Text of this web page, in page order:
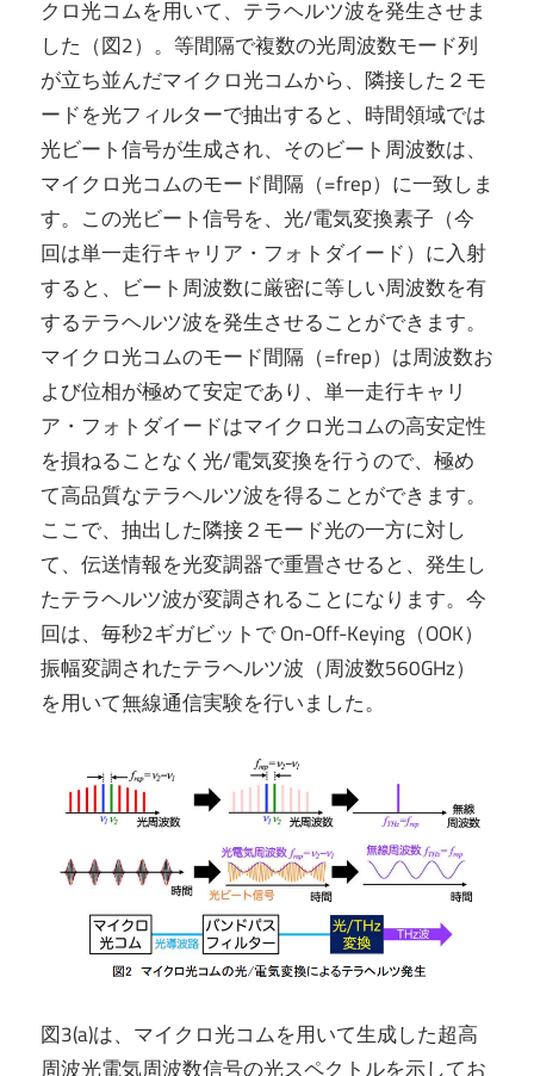
クロ光コムを用いて、テラヘルツ波を発生させま
した（図2）。等間隔で複数の光周波数モード列
が立ち並んだマイクロ光コムから、隣接した２モ
ードを光フィルターで抽出すると、時間領域では
光ビート信号が生成され、そのビート周波数は、
マイクロ光コムのモード間隔（=frep）に一致しま
す。この光ビート信号を、光/電気変換素子（今
回は単一走行キャリア・フォトダイード）に入射
すると、ビート周波数に厳密に等しい周波数を有
するテラヘルツ波を発生させることができます。
マイクロ光コムのモード間隔（=frep）は周波数お
よび位相が極めて安定であり、単一走行キャリ
ア・フォトダイードはマイクロ光コムの高安定性
を損ねることなく光/電気変換を行うので、極め
て高品質なテラヘルツ波を得ることができます。
ここで、抽出した隣接２モード光の一方に対し
て、伝送情報を光変調器で重畳させると、発生し
たテラヘルツ波が変調されることになります。今
回は、毎秒2ギガビットで On-Off-Keying（OOK）
振幅変調されたテラヘルツ波（周波数560GHz）
を用いて無線通信実験を行いました。
図3(a)は、マイクロ光コムを用いて生成した超高
周波光電気周波数信号の光スペクトルを示してお